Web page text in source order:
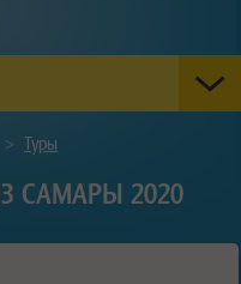
> Туры
САМАРЫ 2020